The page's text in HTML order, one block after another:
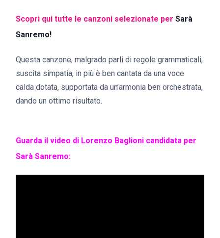
Scopri qui tutte le canzoni selezionate per Sarà
Sanremo!
Questa canzone, malgrado parli di regole grammaticali,
suscita simpatia, in più è ben cantata da una voce
calda dotata, supportata da un’armonia ben orchestrata,
dando un ottimo risultato.
Guarda il video di Lorenzo Baglioni candidata per
Sarà Sanremo: